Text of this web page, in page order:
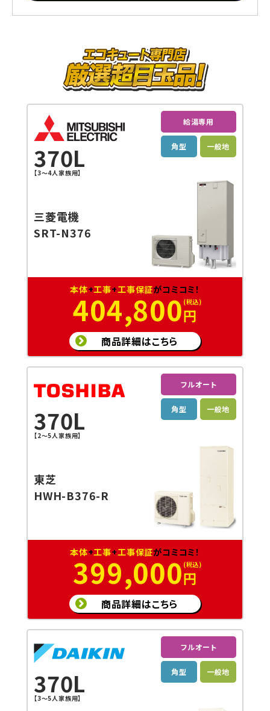
370L
【3～4人家族用】
給湯専用
角型 一般地
三菱電機
SRT-N376
本体+工事+工事保証がコミコミ！
404,800円
商品詳細はこちら
370L
【2～5人家族用】
フルオート
角型 一般地
東芝
HWH-B376-R
本体+工事+工事保証がコミコミ！
399,000円
商品詳細はこちら
370L
【3〜5人家族用】
フルオート
角型 一般地